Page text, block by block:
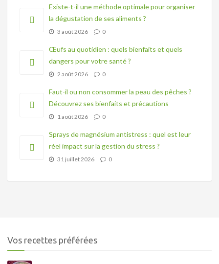
Existe-t-il une méthode optimale pour organiser
la dégustation de ses aliments ?
3 août 2026 0
Œufs au quotidien : quels bienfaits et quels
dangers pour votre santé ?
2 août 2026 0
Faut-il ou non consommer la peau des pêches ?
Découvrez ses bienfaits et précautions
1 août 2026 0
Sprays de magnésium antistress : quel est leur
réel impact sur la gestion du stress ?
31 juillet 2026 0
Vos recettes préférées